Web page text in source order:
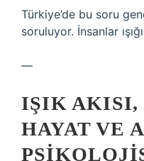
Türkiye’de bu soru
soruluyor. İnsanlar
—
IŞIK AKISI,
HAYAT VE